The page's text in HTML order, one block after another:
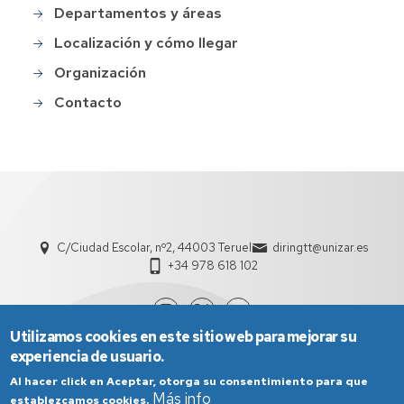
Departamentos y áreas
Localización y cómo llegar
Organización
Contacto
C/Ciudad Escolar, nº2, 44003 Teruel
diringtt@unizar.es
+34 978 618 102
Utilizamos cookies en este sitio web para mejorar su
experiencia de usuario.
Al hacer click en Aceptar, otorga su consentimiento para que
establezcamos cookies. Más info